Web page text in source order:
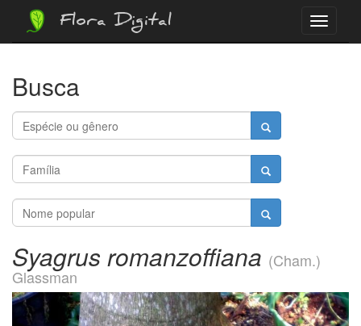
Menu
Flora Digital
Busca
Syagrus romanzoffiana (Cham.)
Glassman